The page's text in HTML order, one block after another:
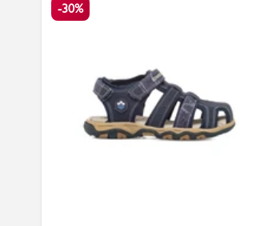
Promo & News
-30%